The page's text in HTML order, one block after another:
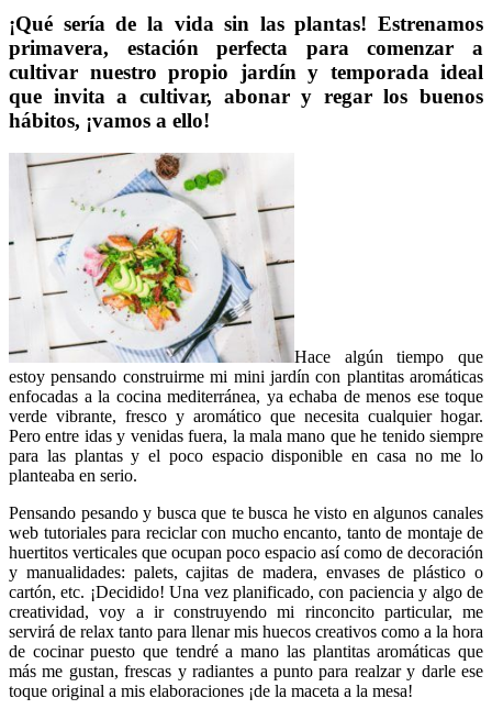
¡Qué sería de la vida sin las plantas! Estrenamos
primavera, estación perfecta para comenzar a
cultivar nuestro propio jardín y temporada ideal
que invita a cultivar, abonar y regar los buenos
hábitos, ¡vamos a ello!
Hace algún tiempo que
estoy pensando construirme mi mini jardín con plantitas aromáticas
enfocadas a la cocina mediterránea, ya echaba de menos ese toque
verde vibrante, fresco y aromático que necesita cualquier hogar.
Pero entre idas y venidas fuera, la mala mano que he tenido siempre
para las plantas y el poco espacio disponible en casa no me lo
planteaba en serio.
Pensando pesando y busca que te busca he visto en algunos canales
web tutoriales para reciclar con mucho encanto, tanto de montaje de
huertitos verticales que ocupan poco espacio así como de decoración
y manualidades: palets, cajitas de madera, envases de plástico o
cartón, etc. ¡Decidido! Una vez planificado, con paciencia y algo de
creatividad, voy a ir construyendo mi rinconcito particular, me
servirá de relax tanto para llenar mis huecos creativos como a la hora
de cocinar puesto que tendré a mano las plantitas aromáticas que
más me gustan, frescas y radiantes a punto para realzar y darle ese
toque original a mis elaboraciones ¡de la maceta a la mesa!